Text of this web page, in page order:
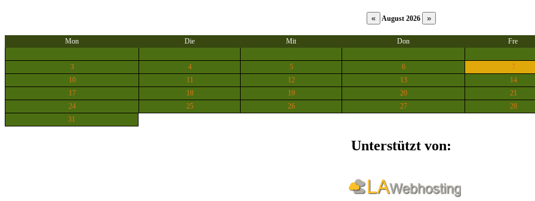
August 2026
Mon Die Mit Don Fre
3
4 5 6 7
10
11 12 13 14
17
18 19 20 21
24
25 26 27 28
31
Unterstützt von: